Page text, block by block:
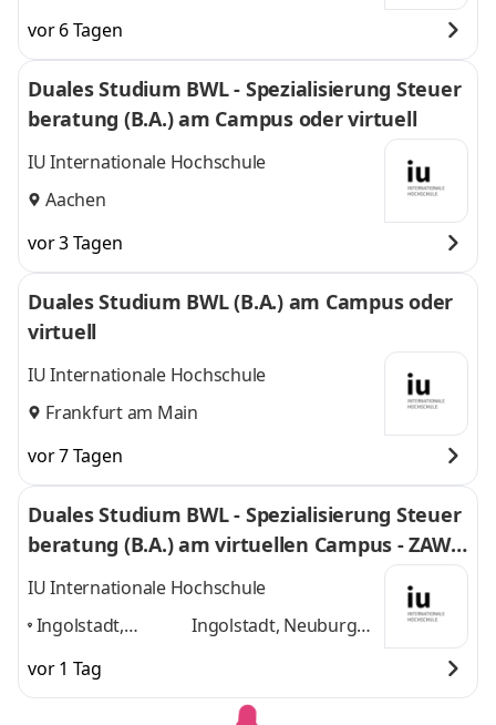
vor 6 Tagen
Duales Studium BWL - Spezialisierung Steuer
beratung (B.A.) am Campus oder virtuell
IU Internationale Hochschule
Aachen
vor 3 Tagen
Duales Studium BWL (B.A.) am Campus oder
virtuell
IU Internationale Hochschule
Frankfurt am Main
vor 7 Tagen
Duales Studium BWL - Spezialisierung Steuer
beratung (B.A.) am virtuellen Campus - ZAWI-
Treuhand
IU Internationale Hochschule
Ingolstadt,
Donau, Rain am
Lech, Home-
Ingolstadt, Neuburg
1 weitere
vor 1 Tag